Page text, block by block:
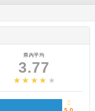
県内平均
3.77